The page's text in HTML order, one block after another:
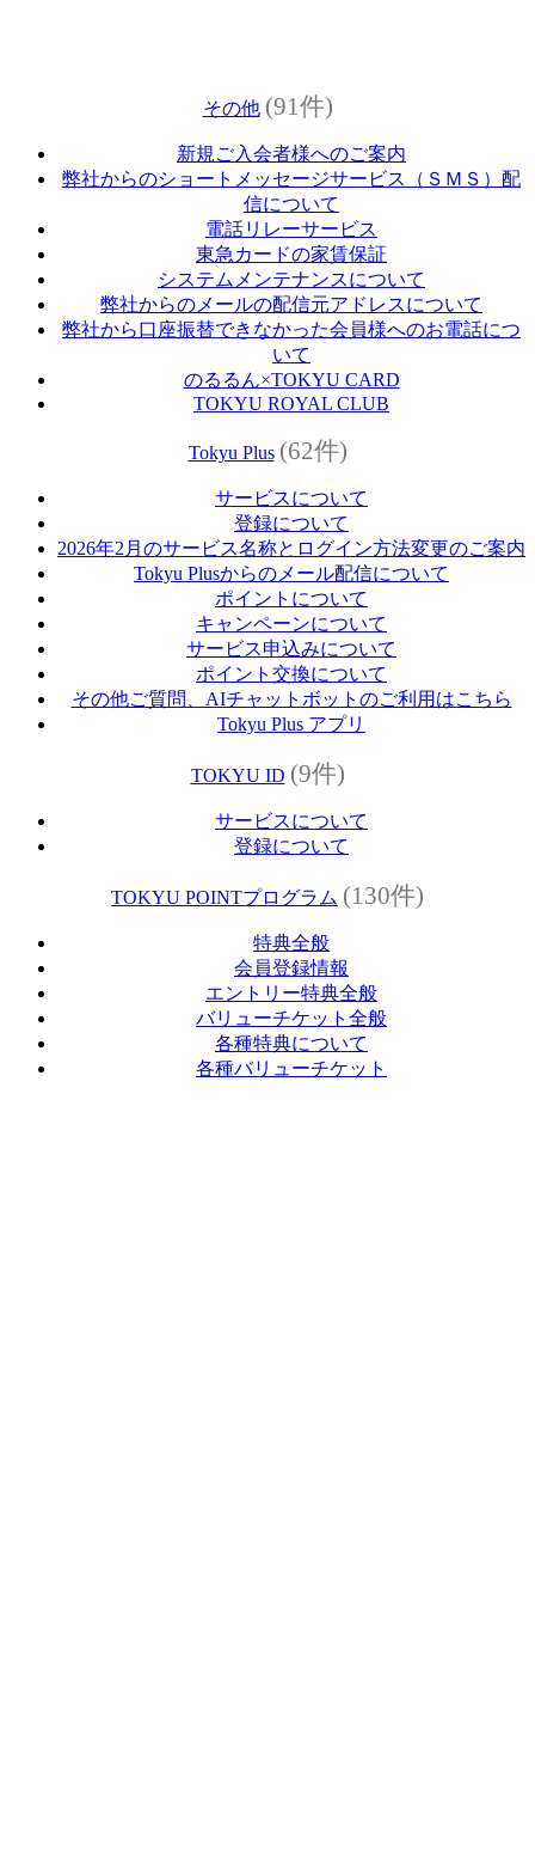
その他 (91件)
新規ご入会者様へのご案内
弊社からのショートメッセージサービス（ＳＭＳ）配
信について
電話リレーサービス
東急カードの家賃保証
システムメンテナンスについて
弊社からのメールの配信元アドレスについて
弊社から口座振替できなかった会員様へのお電話につ
いて
のるるん×TOKYU CARD
TOKYU ROYAL CLUB
Tokyu Plus (62件)
サービスについて
登録について
2026年2月のサービス名称とログイン方法変更のご案内
Tokyu Plusからのメール配信について
ポイントについて
キャンペーンについて
サービス申込みについて
ポイント交換について
その他ご質問、AIチャットボットのご利用はこちら
Tokyu Plus アプリ
TOKYU ID (9件)
サービスについて
登録について
TOKYU POINTプログラム (130件)
特典全般
会員登録情報
エントリー特典全般
バリューチケット全般
各種特典について
各種バリューチケット